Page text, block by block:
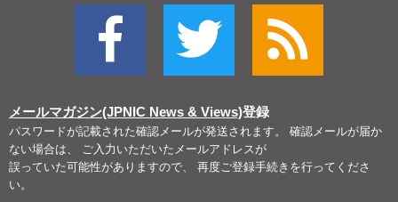
メールマガジン(JPNIC News & Views)登録
パスワードが記載された確認メールが発送されます。 確認メールが届か
ない場合は、 ご入力いただいたメールアドレスが
誤っていた可能性がありますので、 再度ご登録手続きを行ってくださ
い。